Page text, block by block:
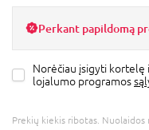
Perkant papildomą
Norėčiau įsigyti kortelę
lojalumo programos
Prekių kiekis ribotas. Nuolaidos